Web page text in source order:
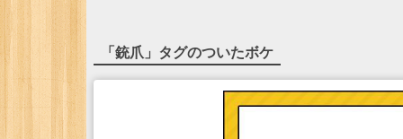
「銃爪 」タグのついたボケ